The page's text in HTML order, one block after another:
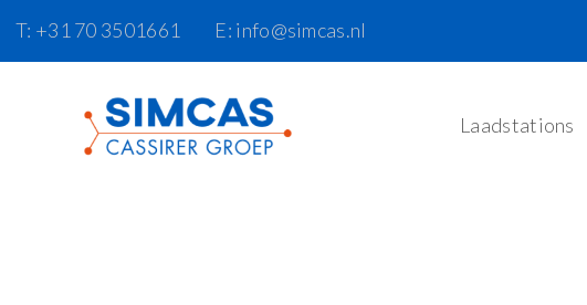
T: +31 70 3501661 E: info@simcas.nl
Laadstations